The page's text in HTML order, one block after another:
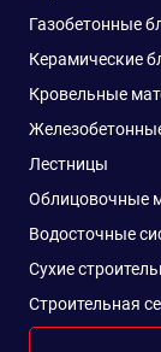
Газобетонные
Керамические
Кровельные
Лестницы
Облицовочные
Водосточные
Сухие
Строительная